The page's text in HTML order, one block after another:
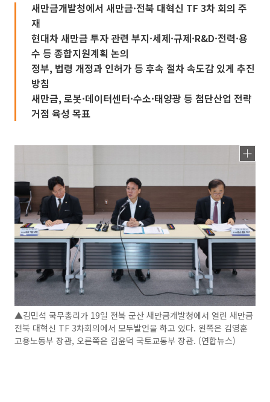
새만금개발청에서 새만금·전북 대혁신 TF 3차 회의 주
재
현대차 새만금 투자 관련 부지·세제·규제·R&D·전력·용
수 등 종합지원계획 논의
정부, 법령 개정과 인허가 등 후속 절차 속도감 있게 추진
방침
새만금, 로봇·데이터센터·수소·태양광 등 첨단산업 전략
거점 육성 목표
▲김민석 국무총리가 19일 전북 군산 새만금개발청에서 열린 새만금
전북 대혁신 TF 3차회의에서 모두발언을 하고 있다. 왼쪽은 김영훈
고용노동부 장관, 오른쪽은 김윤덕 국토교통부 장관. (연합뉴스)